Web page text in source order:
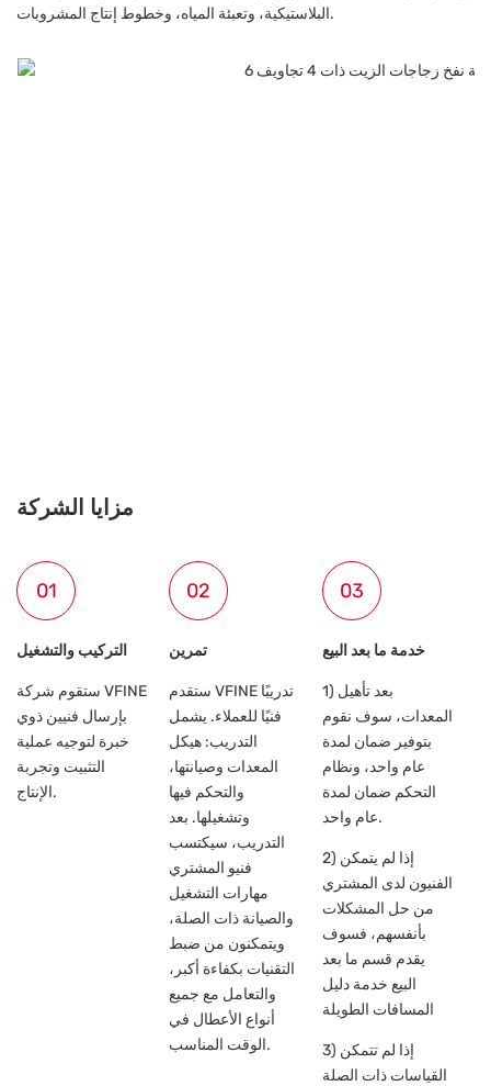
البلاستيكية، وتعبئة المياه، وخطوط إنتاج المشروبات.
مزايا الشركة
01
التركيب والتشغيل
ستقوم شركة VFINE
بإرسال فنيين ذوي
خبرة لتوجيه عملية
التثبيت وتجربة
الإنتاج.
02
تمرين
ستقدم VFINE تدريبًا
فنيًا للعملاء. يشمل
التدريب: هيكل
المعدات وصيانتها،
والتحكم فيها
وتشغيلها. بعد
التدريب، سيكتسب
فنيو المشتري
مهارات التشغيل
والصيانة ذات الصلة،
ويتمكنون من ضبط
التقنيات بكفاءة أكبر،
والتعامل مع جميع
أنواع الأعطال في
الوقت المناسب.
03
خدمة ما بعد البيع
1) بعد تأهيل
المعدات، سوف نقوم
بتوفير ضمان لمدة
عام واحد، ونظام
التحكم ضمان لمدة
عام واحد.
2) إذا لم يتمكن
الفنيون لدى المشتري
من حل المشكلات
بأنفسهم، فسوف
يقدم قسم ما بعد
البيع خدمة دليل
المسافات الطويلة
3) إذا لم تتمكن
القياسات ذات الصلة